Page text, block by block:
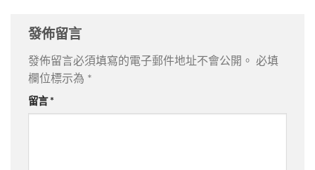
發佈留言
發佈留言必須填寫的電子郵件地址不會公開。
必填
欄位標示為 *
留言 *